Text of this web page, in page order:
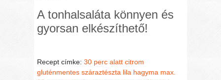
A tonhalsaláta könnyen és
gyorsan elkészíthető!
Recept címke:30 perc alatt citrom
gluténmentes száraztészta lila hagyma max.